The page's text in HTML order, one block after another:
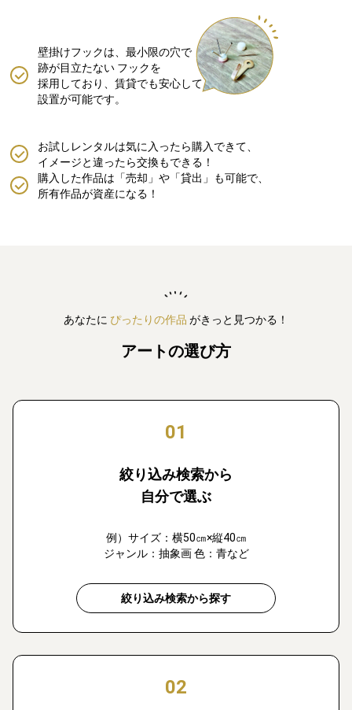
壁掛けフックは、最小限の穴で
跡が目立たない フックを
採用しており、賃貸でも安心して
設置が可能です。
購入した作品は「売却」や「貸出」も可能で、
所有作品が資産になる！
お試しレンタルは気に入ったら購入できて、
イメージと違ったら交換もできる！
あなたに ぴったりの作品 がきっと見つかる！
アートの選び方
01
絞り込み検索から
自分で選ぶ
例）サイズ：横50㎝×縦40㎝
ジャンル：抽象画 色：青など
絞り込み検索から探す
02